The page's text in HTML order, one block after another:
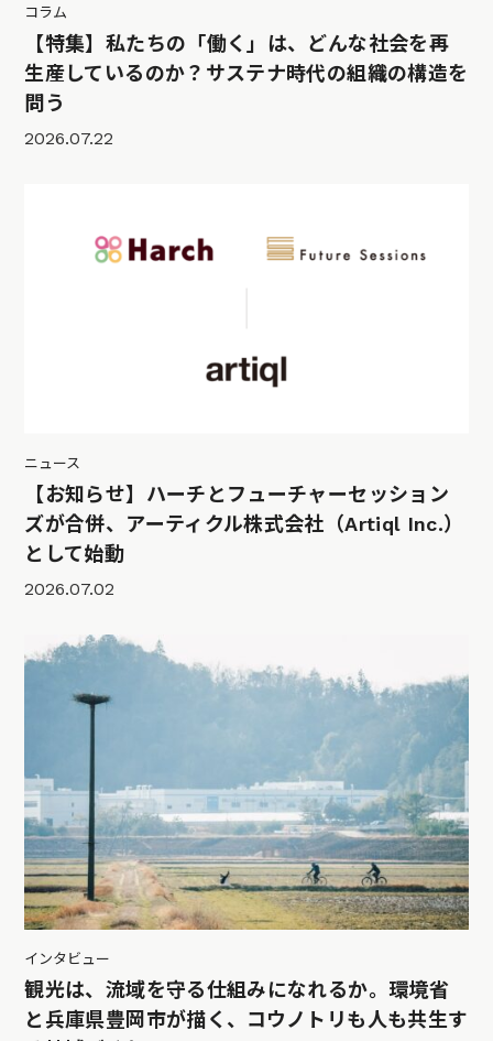
コラム
【特集】私たちの「働く」は、どんな社会を再
生産しているのか？サステナ時代の組織の構造を
問う
2026.07.22
ニュース
【お知らせ】ハーチとフューチャーセッション
ズが合併、アーティクル株式会社（Artiql Inc.）
として始動
2026.07.02
インタビュー
観光は、流域を守る仕組みになれるか。環境省
と兵庫県豊岡市が描く、コウノトリも人も共生す